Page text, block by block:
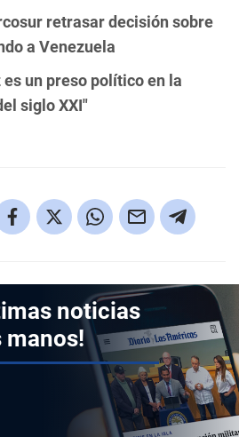
retrasar decisión sobre
a Venezuela
es un preso político en la
siglo XXI"
noticias
manos!